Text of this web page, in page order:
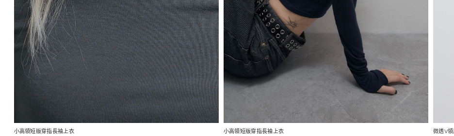
小高領短版穿指長袖上衣 小高領短版穿指長袖上衣 微透V